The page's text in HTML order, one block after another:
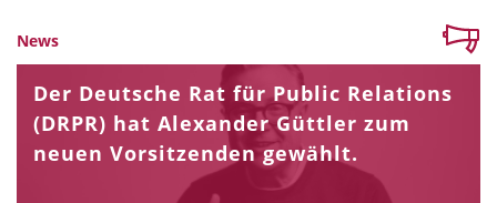
News
Der Deutsche Rat für Public Relations
(DRPR) hat Alexander Güttler zum
neuen Vorsitzenden gewählt.